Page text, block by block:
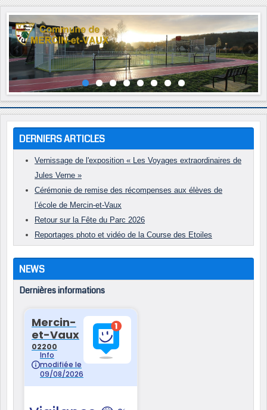
DERNIERS ARTICLES
Vernissage de l'exposition « Les Voyages extraordinaires de
Jules Verne »
Cérémonie de remise des récompenses aux élèves de
l’école de Mercin-et-Vaux
Retour sur la Fête du Parc 2026
Reportages photo et vidéo de la Course des Etoiles
NEWS
Dernières informations
Année
précédente
Mois
précédent
Année
suivante
Mois
suivant